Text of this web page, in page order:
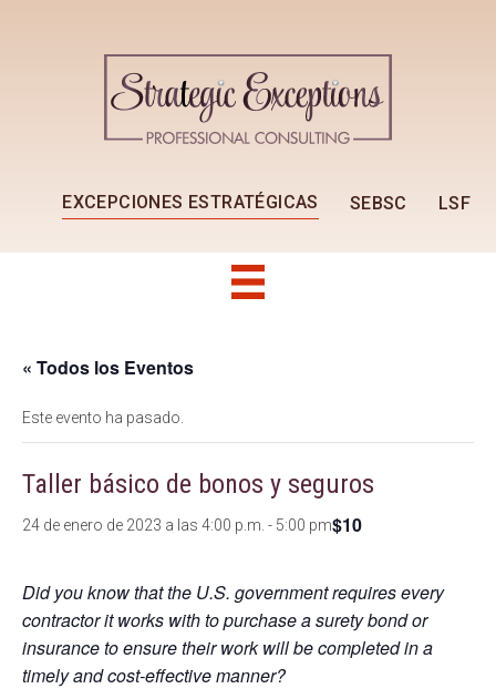
EXCEPCIONES ESTRATÉGICAS SEBSC LSF
« Todos los Eventos
Este evento ha pasado.
Taller básico de bonos y seguros
24 de enero de 2023 a las 4:00 p.m. - 5:00 pm$10
Did you know that the U.S. government requires every
contractor it works with to purchase a surety bond or
insurance to ensure their work will be completed in a
timely and cost-effective manner?